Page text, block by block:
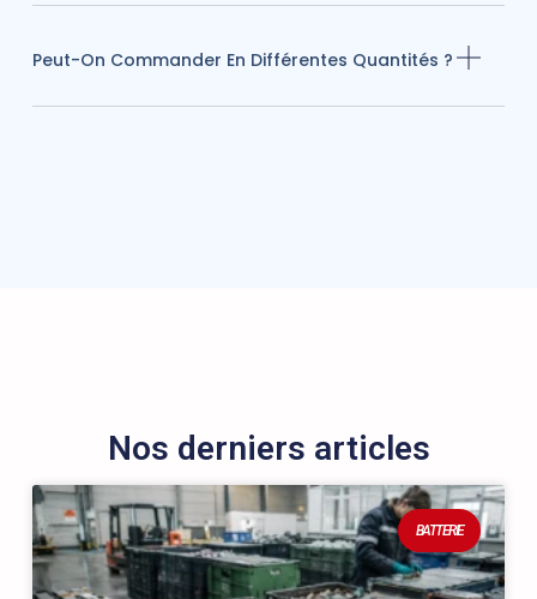
Peut-On Commander En Différentes Quantités ?
Nos derniers articles
BATTERIE